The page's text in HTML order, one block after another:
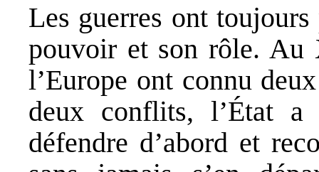
Les guerres ont
pouvoir et son rôle. Au
l’Europe ont connu
deux conflits, l’État a
défendre d’abord et